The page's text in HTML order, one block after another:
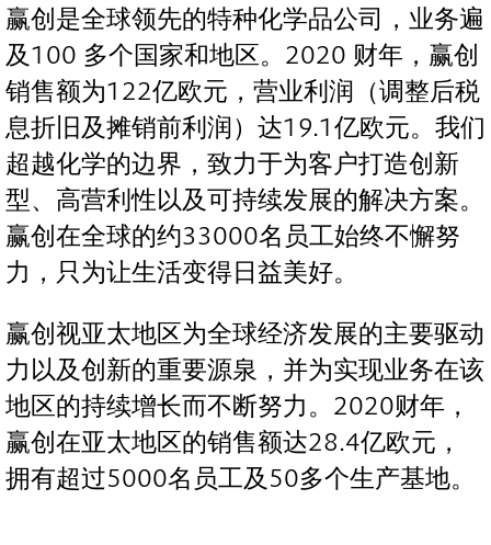
赢创是全球领先的特种化学品公司，业务遍
及100 多个国家和地区。2020 财年，赢创
销售额为122亿欧元，营业利润（调整后税
息折旧及摊销前利润）达19.1亿欧元。我们
超越化学的边界，致力于为客户打造创新
型、高营利性以及可持续发展的解决方案。
赢创在全球的约33000名员工始终不懈努
力，只为让生活变得日益美好。
赢创视亚太地区为全球经济发展的主要驱动
力以及创新的重要源泉，并为实现业务在该
地区的持续增长而不断努力。2020财年，
赢创在亚太地区的销售额达28.4亿欧元，
拥有超过5000名员工及50多个生产基地。